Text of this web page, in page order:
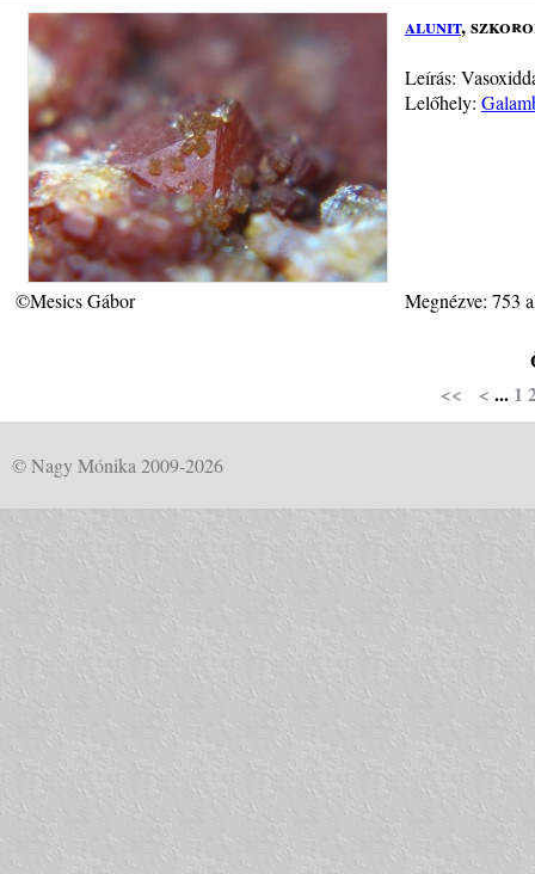
alunit,
Leírás:
Lelőhely:
©Mesics Gábor Megnézve: 753
<<
< ... 1
© Nagy Mónika 2009-2026